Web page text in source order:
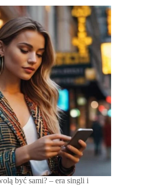
być sami? – era singli i